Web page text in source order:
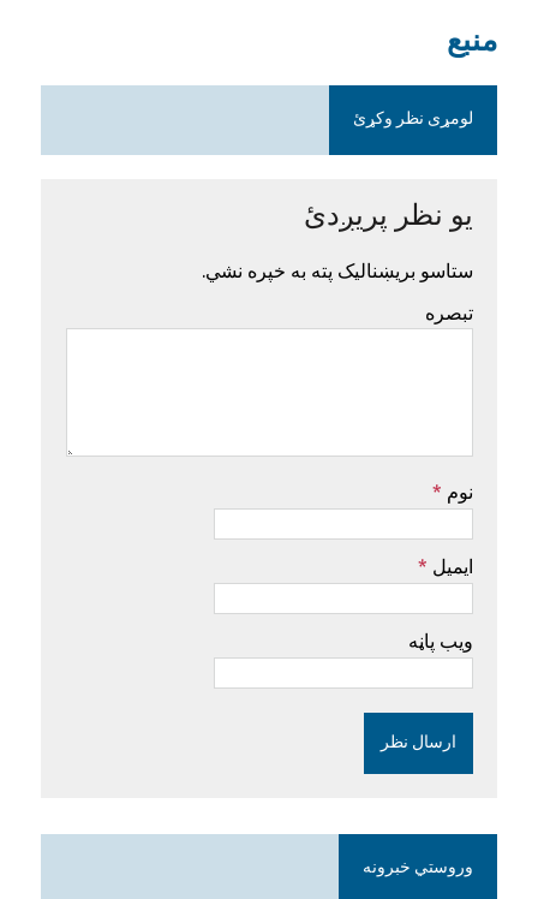
منبع
لومړی نظر وکړئ
یو نظر پریږدئ
ستاسو بریښنالیک پته به خپره نشي.
تبصره
نوم *
ایمیل *
ویب پاڼه
وروستي خبرونه